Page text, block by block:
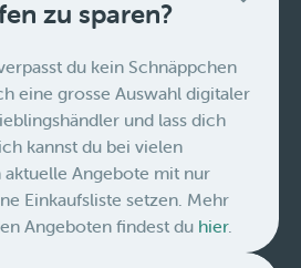
zu sparen?
du kein Schnäppchen
eine grosse Auswahl digitaler
und lass dich
kannst du bei vielen
Angebote mit nur
Einkaufsliste setzen. Mehr
Angeboten findest du hier.